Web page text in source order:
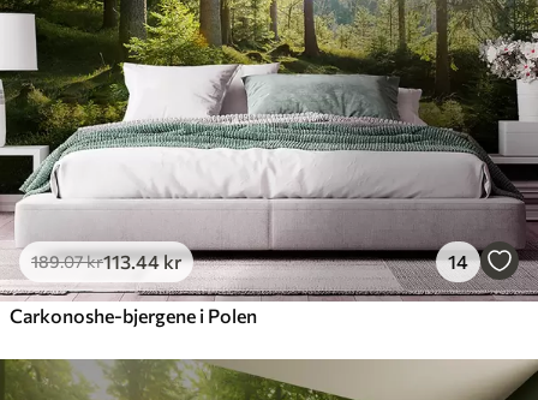
189.07kr113.44kr 14
Carkonoshe-bjergene i Polen